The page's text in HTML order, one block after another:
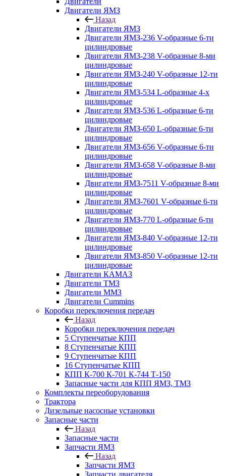
Двигатели ЯМЗ
Назад
Двигатели ЯМЗ
Двигатели ЯМЗ-236 V-образные 6-ти
цилиндровые
Двигатели ЯМЗ-238 V-образные 8-ми
цилиндровые
Двигатели ЯМЗ-240 V-образные 12-ти
цилиндровые
Двигатели ЯМЗ-534 L-образные 4-х
цилиндровые
Двигатели ЯМЗ-536 L-образные 6-ти
цилиндровые
Двигатели ЯМЗ-650 L-образные 6-ти
цилиндровые
Двигатели ЯМЗ-656 V-образные 6-ти
цилиндровые
Двигатели ЯМЗ-658 V-образные 8-ми
цилиндровые
Двигатели ЯМЗ-7511 V-образные 8-ми
цилиндровые
Двигатели ЯМЗ-7601 V-образные 6-ти
цилиндровые
Двигатели ЯМЗ-770 L-образные 6-ти
цилиндровые
Двигатели ЯМЗ-840 V-образные 12-ти
цилиндровые
Двигатели ЯМЗ-850 V-образные 12-ти
цилиндровые
Двигатели КАМАЗ
Двигатели ТМЗ
Двигатели ММЗ
Двигатели Cummins
Коробки переключения передач
Назад
Коробки переключения передач
5 Ступенчатые КПП
8 Ступенчатые КПП
9 Ступенчатые КПП
16 Ступенчатые КПП
КПП К-700 К-701 К-744 Т-150
Запасные части для КПП ЯМЗ, ТМЗ
Комплекты переоборудования
Трактора
Дизельные насосные установки
Запасные части
Назад
Запасные части
Запчасти ЯМЗ
Назад
Запчасти ЯМЗ
Запчасти двигателя